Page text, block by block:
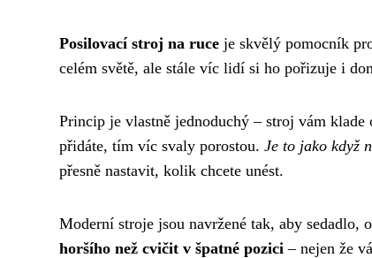
Posilovací stroj na ruce je skvělý pomocník
celém světě, ale stále víc lidí si ho pořizuje i
Princip je vlastně jednoduchý – stroj vám
přidáte, tím víc svaly porostou. Je to jako když
přesně nastavit, kolik chcete unést.
Moderní stroje jsou navržené tak, aby sedadlo,
horšího než cvičit v špatné pozici – nejen že